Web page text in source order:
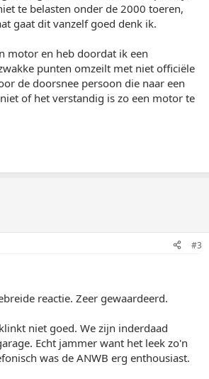
te belasten onder de 2000 toeren,
gaat dit vanzelf goed denk ik.
motor en heb doordat ik een
punten omzeilt met niet officiële
de doorsnee persoon die naar een
of het verstandig is zo een motor te
#3
reactie. Zeer gewaardeerd.
niet goed. We zijn inderdaad
Echt jammer want het leek zo'n
was de ANWB erg enthousiast.